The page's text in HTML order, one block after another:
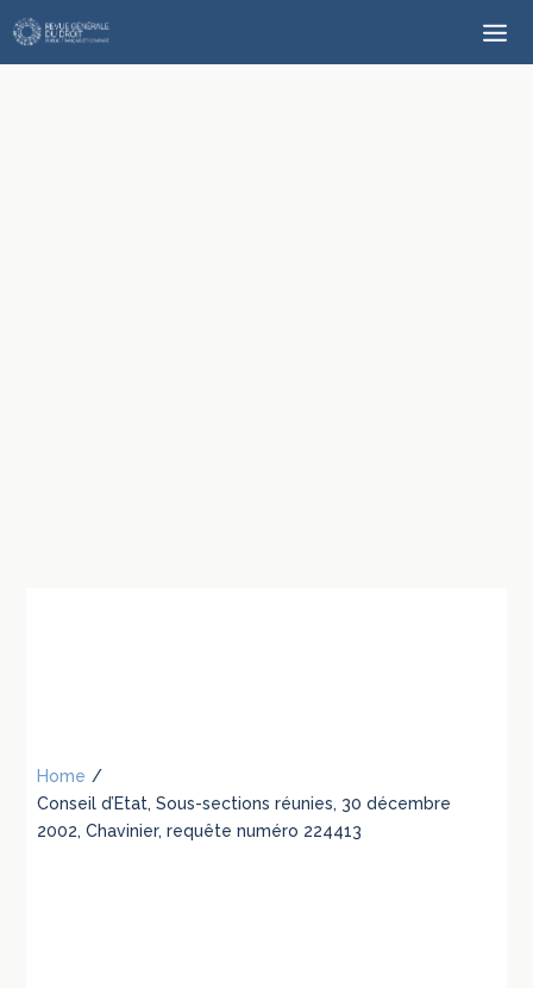
Home /
Conseil d’Etat, Sous-sections réunies, 30 décembre
2002, Chavinier, requête numéro 224413